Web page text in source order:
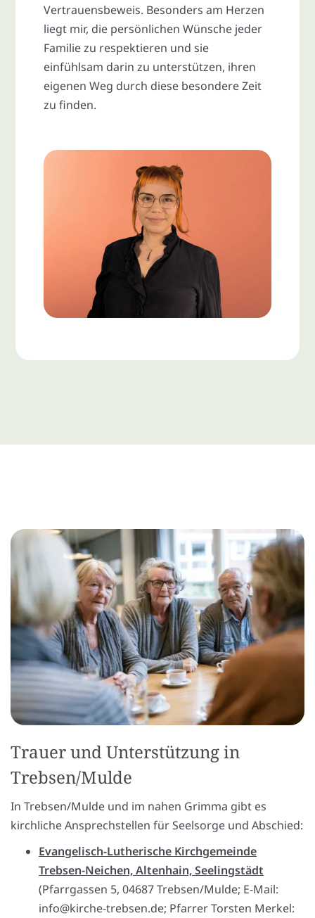
Vertrauensbeweis. Besonders am Herzen
liegt mir, die persönlichen Wünsche jeder
Familie zu respektieren und sie
einfühlsam darin zu unterstützen, ihren
eigenen Weg durch diese besondere Zeit
zu finden.
Trauer und Unterstützung in
Trebsen/Mulde
In Trebsen/Mulde und im nahen Grimma gibt es
kirchliche Ansprechstellen für Seelsorge und Abschied:
Evangelisch-Lutherische Kirchgemeinde
Trebsen-Neichen, Altenhain, Seelingstädt
(Pfarrgassen 5, 04687 Trebsen/Mulde; E-Mail:
info@kirche-trebsen.de; Pfarrer Torsten Merkel: